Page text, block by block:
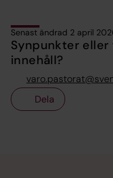
Senast ändrad 2 april
Synpunkter eller
innehåll?
Dela